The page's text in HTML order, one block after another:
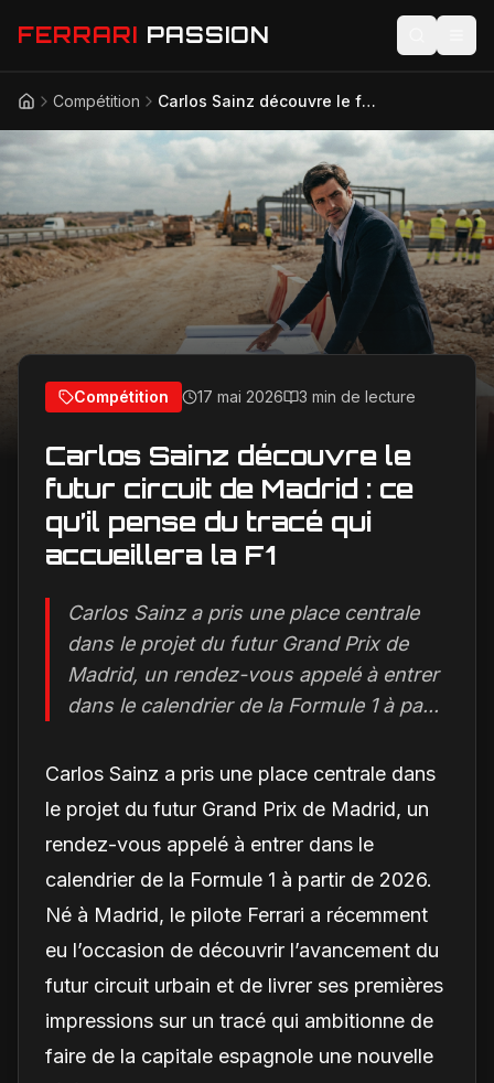
FERRARI PASSION
Actualités
Compétition
Technologie
Lifestyle
AccueilCompétition Carlos Sainz découvre le futur circuit de Madrid : ce qu’il pense du tracé qui accueillera la F1
Compétition 17 mai 2026 3 min de lecture
Carlos Sainz découvre le
futur circuit de Madrid : ce
qu’il pense du tracé qui
accueillera la F1
Carlos Sainz a pris une place centrale
dans le projet du futur Grand Prix de
Madrid, un rendez-vous appelé à entrer
dans le calendrier de la Formule 1 à pa...
Carlos Sainz a pris une place centrale dans
le projet du futur Grand Prix de Madrid, un
rendez-vous appelé à entrer dans le
calendrier de la Formule 1 à partir de 2026.
Né à Madrid, le pilote Ferrari a récemment
eu l’occasion de découvrir l’avancement du
futur circuit urbain et de livrer ses premières
impressions sur un tracé qui ambitionne de
faire de la capitale espagnole une nouvelle